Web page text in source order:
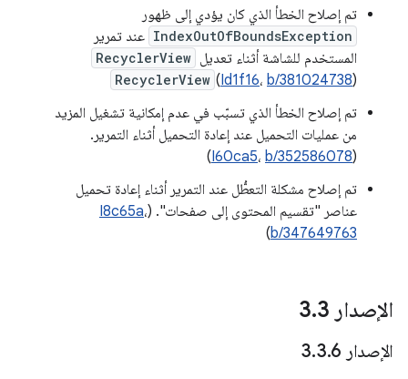
تم إصلاح الخطأ الذي كان يؤدي إلى ظهور
IndexOutOfBoundsException عند تمرير
المستخدم للشاشة أثناء تعديل RecyclerView
(
Id1f16، b/381024738
)
RecyclerView
تم إصلاح الخطأ الذي تسبّب في عدم إمكانية تشغيل المزيد
من عمليات التحميل عند إعادة التحميل أثناء التمرير.
(
I60ca5، b/352586078
)
تم إصلاح مشكلة التعطُّل عند التمرير أثناء إعادة تحميل
عناصر "تقسيم المحتوى إلى صفحات". ( I8c65a،
b/347649763
)
الإصدار 3 .3
الإصدار 3 .3.6